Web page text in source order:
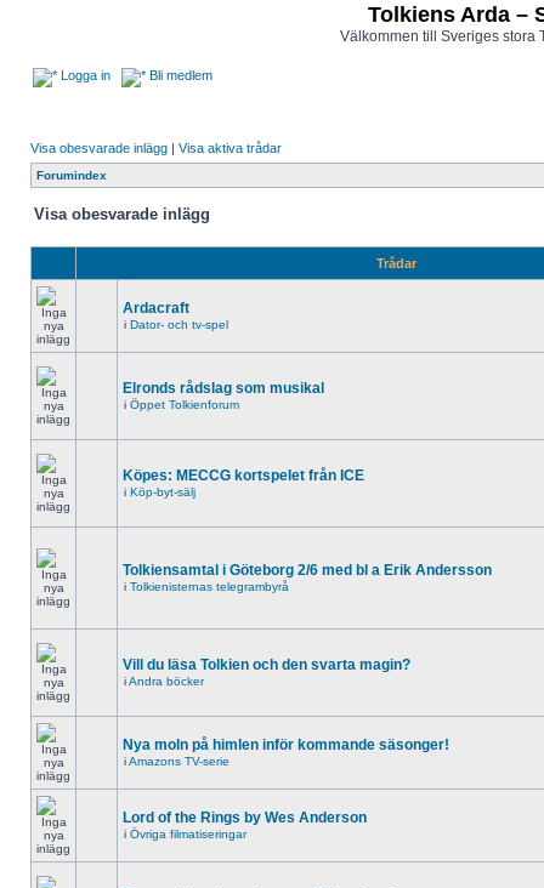
Tolkiens Arda –
Välkommen till Sveriges stora
Logga in Bli medlem
Visa obesvarade inlägg | Visa aktiva trådar
Forumindex
Visa obesvarade inlägg
Trådar
Ardacraft
i Dator- och tv-spel
Elronds rådslag som musikal
i Öppet Tolkienforum
Köpes: MECCG kortspelet från ICE
i Köp-byt-sälj
Tolkiensamtal i Göteborg 2/6 med bl a Erik Andersson
i Tolkienisternas telegrambyrå
Vill du läsa Tolkien och den svarta magin?
iAndra böcker
Nya moln på himlen inför kommande säsonger!
iAmazons TV-serie
Lord of the Rings by Wes Anderson
i Övriga filmatiseringar